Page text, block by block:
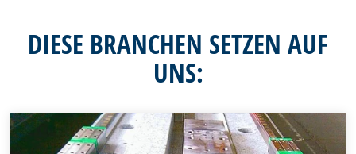
DIESE BRANCHEN SETZEN AUF
UNS: